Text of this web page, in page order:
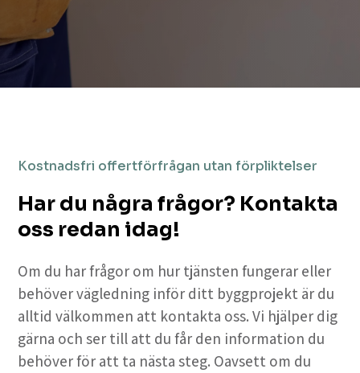
Kostnadsfri offertförfrågan utan förpliktelser
Har du några frågor? Kontakta
oss redan idag!
Om du har frågor om hur tjänsten fungerar eller
behöver vägledning inför ditt byggprojekt är du
alltid välkommen att kontakta oss. Vi hjälper dig
gärna och ser till att du får den information du
behöver för att ta nästa steg. Oavsett om du